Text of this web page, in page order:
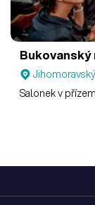
Bukovanský
Salonek v